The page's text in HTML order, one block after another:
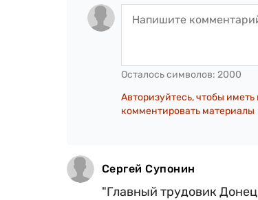
Осталось символов: 2000
Авторизуйтесь, чтобы
комментировать материалы
Сергей Супонин
"Главный трудовик